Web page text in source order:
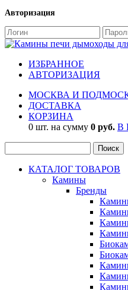
Авторизация
ИЗБРАННОЕ
АВТОРИЗАЦИЯ
МОСКВА И
ДОСТАВКА
КОРЗИНА
0 шт. на сумму 0 руб. В
КАТАЛОГ ТОВАРОВ
Камины
Бренды